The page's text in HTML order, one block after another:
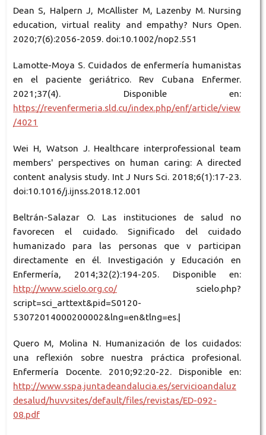
Dean S, Halpern J, McAllister M, Lazenby M. Nursing
education, virtual reality and empathy? Nurs Open.
2020;7(6):2056-2059. doi:10.1002/nop2.551
Lamotte-Moya S. Cuidados de enfermería humanistas
en el paciente geriátrico. Rev Cubana Enfermer.
2021;37(4). Disponible en:
https://revenfermeria.sld.cu/index.php/enf/article/view
/4021
Wei H, Watson J. Healthcare interprofessional team
members' perspectives on human caring: A directed
content analysis study. Int J Nurs Sci. 2018;6(1):17-23.
doi:10.1016/j.ijnss.2018.12.001
Beltrán-Salazar O. Las instituciones de salud no
favorecen el cuidado. Significado del cuidado
humanizado para las personas que v participan
directamente en él. Investigación y Educación en
Enfermería, 2014;32(2):194-205. Disponible en:
http://www.scielo.org.co/scielo.php?
script=sci_arttext&pid=S0120-
53072014000200002&lng=en&tlng=es.|
Quero M, Molina N. Humanización de los cuidados:
una reflexión sobre nuestra práctica profesional.
Enfermería Docente. 2010;92:20-22. Disponible en:
http://www.sspa.juntadeandalucia.es/servicioandaluz
desalud/huvvsites/default/files/revistas/ED-092-
08.pdf